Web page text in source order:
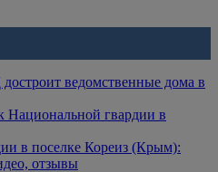
ведомственные дома в
в поселке Кореиз (Крым):
отзывы